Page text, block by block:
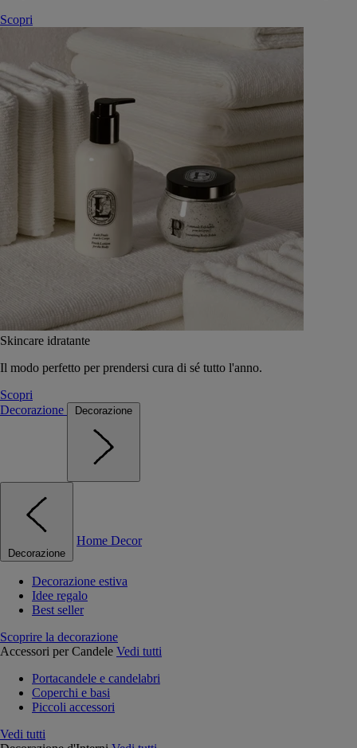
Scopri
Skincare idratante
Il modo perfetto per prendersi cura di sé tutto l'anno.
Scopri
Decorazione
Decorazione
Decorazione
Home Decor
Decorazione estiva
Idee regalo
Best seller
Scoprire la decorazione
Accessori per Candele Vedi tutti
Portacandele e candelabri
Coperchi e basi
Piccoli accessori
Vedi tutti